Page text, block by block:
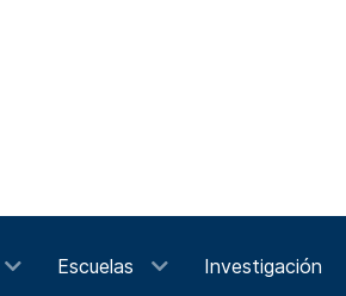
Escuelas Investigación